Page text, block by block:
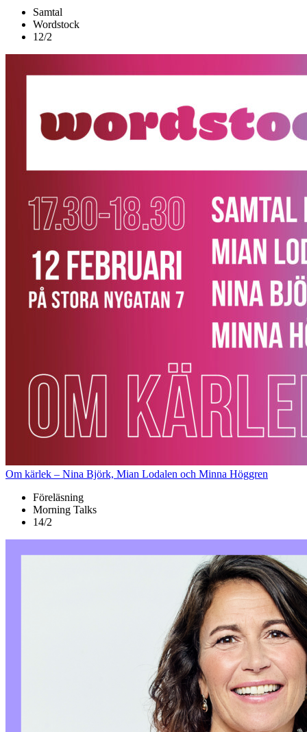
Samtal
Wordstock
12/2
Om kärlek – Nina Björk, Mian Lodalen och Minna Höggren
Föreläsning
Morning Talks
14/2